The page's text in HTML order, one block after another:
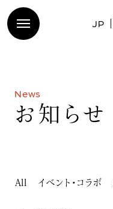
JP
News
お 知 ら せ
All イベント・コラボ